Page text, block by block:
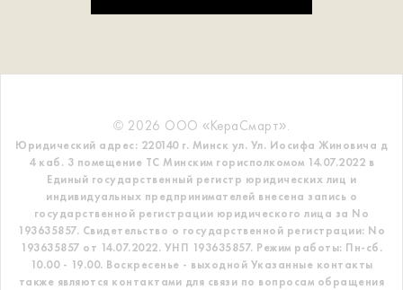
© 2026 ООО «КераСмарт».
Юридический адрес: 220140 г. Минск ул. Ул. Иосифа Жиновича д
4 каб. 3 помещение ТС Минским горисполкомом 14.07.2022 в
Единый государственный регистр юридических лиц и
индивидуальных предпринимателей внесена запись о
государственной регистрации юридического лица за No
193635857. Свидетельство о государственной регистрации: No
193635857 от 14.07.2022. УНП 193635857. Режим работы: Пн-сб.
10.00 - 19.00. Воскресенье - выходной Указанные контакты
также являются контактами для связи по вопросам обращения